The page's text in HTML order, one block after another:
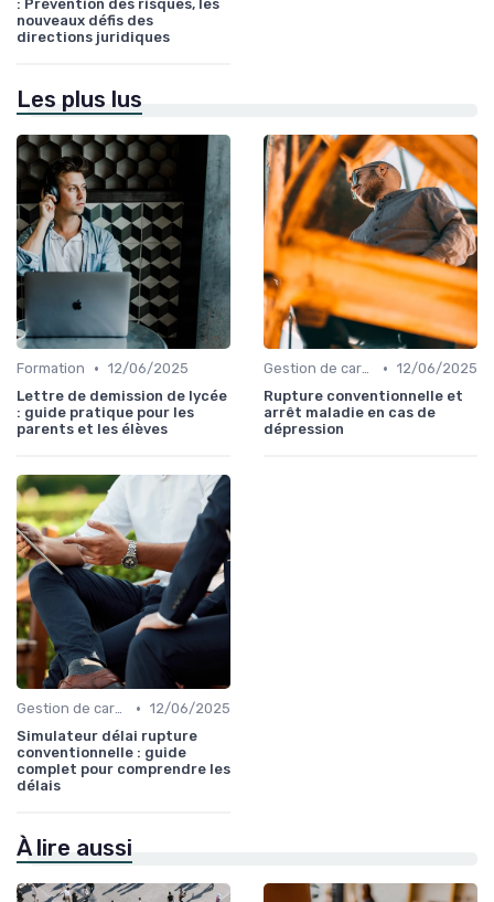
: Prévention des risques, les
nouveaux défis des
directions juridiques
Les plus lus
Formation • 12/06/2025
Lettre de demission de lycée
: guide pratique pour les
parents et les élèves
Gestion de carrière • 12/06/2025
Rupture conventionnelle et
arrêt maladie en cas de
dépression
Gestion de carrière • 12/06/2025
Simulateur délai rupture
conventionnelle : guide
complet pour comprendre les
délais
À lire aussi